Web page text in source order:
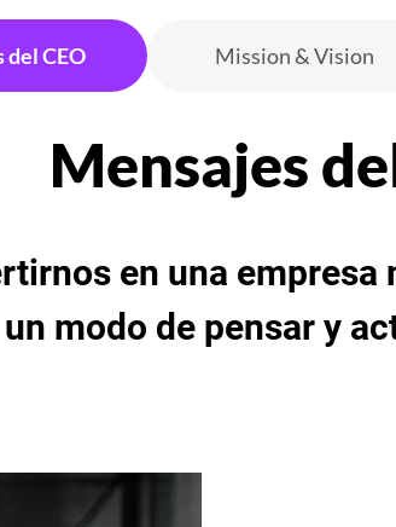
del CEO Mission & Vision
en una
modo de pensar y